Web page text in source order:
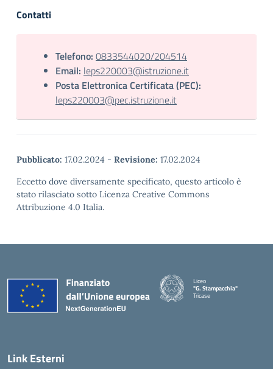
Contatti
Telefono: 0833544020/204514
Email: leps220003@istruzione.it
Posta Elettronica Certificata (PEC):
leps220003@pec.istruzione.it
Pubblicato: 17.02.2024 - Revisione: 17.02.2024
Eccetto dove diversamente specificato, questo articolo è
stato rilasciato sotto Licenza Creative Commons
Attribuzione 4.0 Italia.
Liceo
"G. Stampacchia"
Tricase
Link Esterni